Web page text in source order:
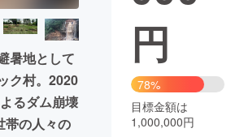
・起業
り・地域活性化
Social Good CAMPFIRE Creation
るさと納税machi-ya コミュニティ
暑地として
ク村。2020
るダム崩壊
帯の人々の
円
78%
目標金額は
1,000,000円